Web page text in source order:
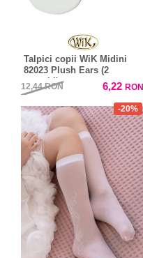
Talpici copii WiK Midini
82023 Plush Ears (2
perechi)
12,44RON 6,22 RON
-20%